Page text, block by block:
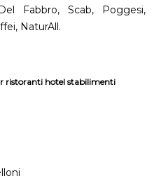
Fabbro, Scab, Poggesi,
NaturAll.
ristoranti hotel stabilimenti